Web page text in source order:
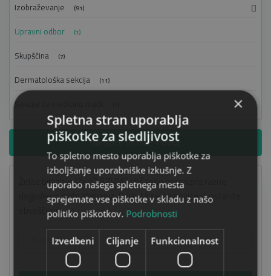
Izobraževanje (91)
Upravni odbor (1)
Skupščina (7)
Dermatološka sekcija (11)
Sekcija za medicino mačk
Naročite se na E-novice
Želite biti obveščeni? SZVMŽ občasno organizira razne
dogodke in izobraževanja. Prijavite se na novice in ostanite
obveščeni!
×
Spletna stran uporablja
piškotke za sledljivost
To spletno mesto uporablja piškotke za
izboljšanje uporabniške izkušnje. Z
uporabo našega spletnega mesta
sprejemate vse piškotke v skladu z našo
politiko piškotkov. Podrobnosti
Izvedbeni Ciljanje Funkcionalnost